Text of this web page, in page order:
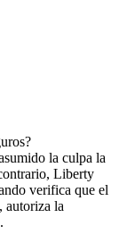
la culpa la
Liberty
verifica que el
autoriza la